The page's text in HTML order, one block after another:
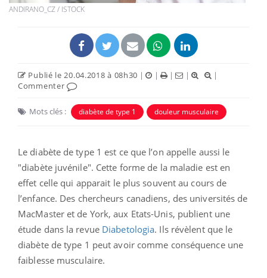
ANDIRANO_CZ / ISTOCK
Publié le 20.04.2018 à 08h30 | | | |
|
Commenter
Mots clés : diabète de type 1 douleur musculaire
Le diabète de type 1 est ce que l’on appelle aussi le
"diabète juvénile". Cette forme de la maladie est en
effet celle qui apparait le plus souvent au cours de
l’enfance. Des chercheurs canadiens, des universités de
MacMaster et de York, aux Etats-Unis, publient une
étude dans la revue Diabetologia. Ils révèlent que le
diabète de type 1 peut avoir comme conséquence une
faiblesse musculaire.